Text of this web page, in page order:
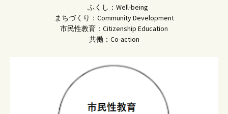
ふくし：Well-being
まちづくり：Community Development
市民性教育：Citizenship Education
共働：Co-action